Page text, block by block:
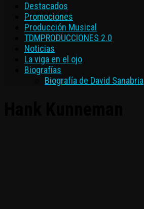
Destacados
Promociones
Producción Musical
TDMPRODUCCIONES 2.0
Noticias
La viga en el ojo
Biografías
Biografía de David Sanabria